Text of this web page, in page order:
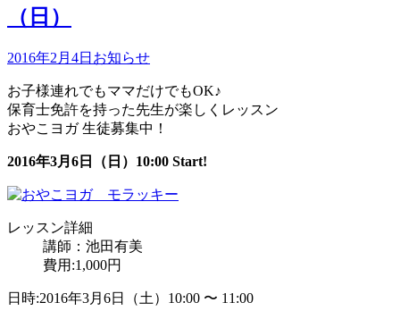
（日）
2016年2月4日 お知らせ
お子様連れでもママだけでもOK♪
保育士免許を持った先生が楽しくレッスン
おやこヨガ 生徒募集中！
2016年3月6日（日）10:00 Start!
レッスン詳細
講師：池田有美
費用:1,000円
日時:2016年3月6日（土）10:00 〜 11:00